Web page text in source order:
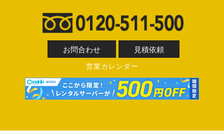
お問合わせ 見積依頼
営業カレンダー